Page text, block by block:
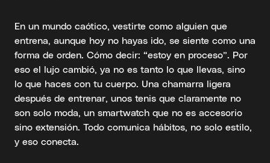
En un mundo caótico, vestirte como alguien que
entrena, aunque hoy no hayas ido, se siente como una
forma de orden. Cómo decir: “estoy en proceso”. Por
eso el lujo cambió, ya no es tanto lo que llevas, sino
lo que haces con tu cuerpo. Una chamarra ligera
después de entrenar, unos tenis que claramente no
son solo moda, un smartwatch que no es accesorio
sino extensión. Todo comunica hábitos, no solo estilo,
y eso conecta.